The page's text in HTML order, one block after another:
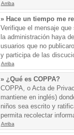
Arriba
» Hace un tiempo me
Verifique el mensaje
la administración haya
usuarios que no
y participa de las
Arriba
» ¿Qué es COPPA?
COPPA, o Acta de
mantiene en inglés)
niños sea escrito y
permita recolectar
Arriba